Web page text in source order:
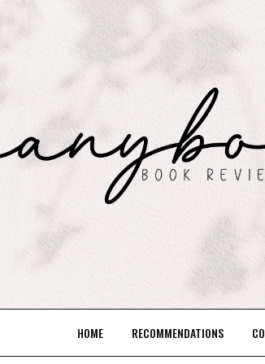
HOME RECOMMENDATIONS